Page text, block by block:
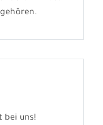
bei uns!